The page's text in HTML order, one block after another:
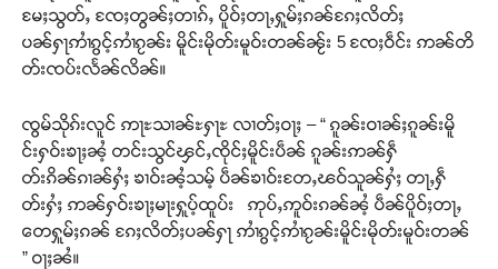
မႄႈသွတ်ႇ ၸႄႈတွၼ်ႈတၢၵ်ႇ ပိူဝ်ႈတႃႇႁူမ်ႈၵၼ်ၵႄႈလိတ်ႈ
ပၼ်ႁႃဢၢႆၵွင့်ဢၢႆၵႂၼ်း မိူင်းမိုတ်းမူဝ်းတၼ်ၼႂ်း 5 ၸႄႈဝဵင်း ဢၼ်တိ
တ်းၸပ်းလႅၼ်လိၼ်။
ၸွမ်သိုၵ်းလူင် ဢႃႊသၢၼ်ႊႁႃႊ လၢတ်ႈဝႃႈ – “ ၵူၼ်းဝၢၼ်ႈၵူၼ်းမိူ
င်းႁဝ်းၶႃႈၼႆ့ တင်းသွင်ၾင်ႇၸိုင်ႈမိူင်းပဵၼ် ၵူၼ်းဢၼ်ႁဵ
တ်းၵိၼ်ၵၢၼ်ႁႆႈ ၶၢဝ်းၼႆ့သမ့် ပဵၼ်ၶၢဝ်းတႄႇၽဝ်သူၼ်ႁႆႈ တႃႇႁဵ
တ်းႁႆႈ ဢၼ်ႁဝ်းၶႃႈမႃးႁူပ့်ထူပ်း ဢုပ်ႇဢူဝ်းၵၼ်ၼႆ့ ပဵၼ်ပိူဝ်ႈတႃႇ
တေႁူမ်ႈၵၼ် ၵႄႈလိတ်ႈပၼ်ႁႃ ဢၢႆၵွင့်ဢၢႆၵႂၼ်းမိူင်းမိုတ်းမူဝ်းတၼ်
” ဝႃႈၼႆ။